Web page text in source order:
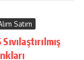
Satım